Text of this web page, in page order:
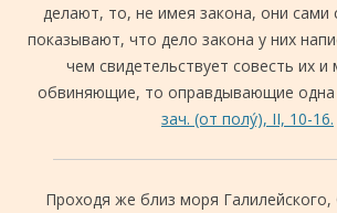
делают, то, не имея закона, они сами
показывают, что дело закона у них
чем свидетельствует совесть их и
обвиняющие, то оправдывающие одна
зач. (от полу́), II, 10-16.
Проходя же близ моря Галилейского,